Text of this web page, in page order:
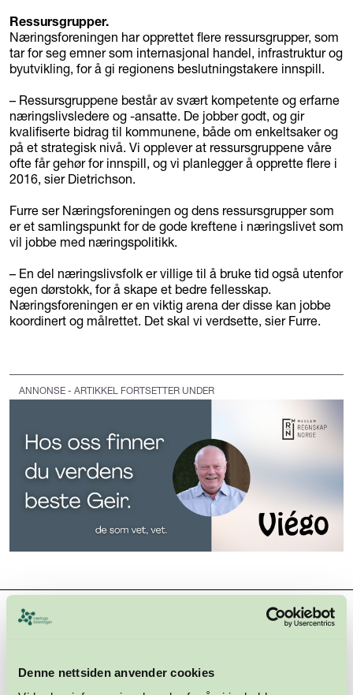
Denne nettsiden anvender cookies
Ressursgrupper.
Næringsforeningen har opprettet flere ressursgrupper, som
tar for seg emner som internasjonal handel, infrastruktur og
byutvikling, for å gi regionens beslutningstakere innspill.
– Ressursgruppene består av svært kompetente og erfarne
næringslivsledere og -ansatte. De jobber godt, og gir
kvalifiserte bidrag til kommunene, både om enkeltsaker og
på et strategisk nivå. Vi opplever at ressursgruppene våre
ofte får gehør for innspill, og vi planlegger å opprette flere i
2016, sier Dietrichson.
Furre ser Næringsforeningen og dens ressursgrupper som
er et samlingspunkt for de gode kreftene i næringslivet som
vil jobbe med næringspolitikk.
– En del næringslivsfolk er villige til å bruke tid også utenfor
egen dørstokk, for å skape et bedre fellesskap.
Næringsforeningen er en viktig arena der disse kan jobbe
koordinert og målrettet. Det skal vi verdsette, sier Furre.
ANNONSE - ARTIKKEL FORTSETTER UNDER
Hovedsamarbeidspartnere